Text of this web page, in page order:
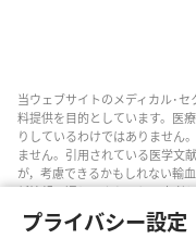
プライバシー設定
当ウェブサイトのメディカル･
料提供を目的としています。医
りしているわけではありません
ません。引用されている医学文
が，考慮できるかもしれない輸
新情報に通じるようにし，患者
康状態，意思，価値観，信条に
されている方法すべてがどの患